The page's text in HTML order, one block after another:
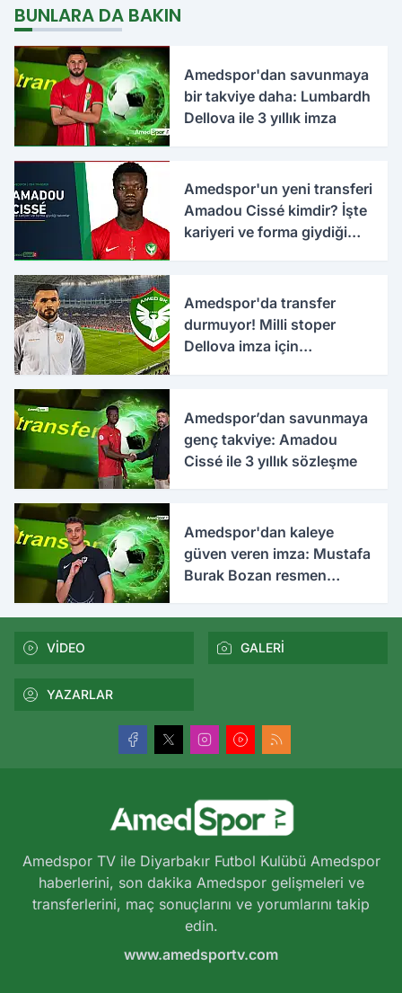
BUNLARA DA BAKIN
Amedspor'dan savunmaya
bir takviye daha: Lumbardh
Dellova ile 3 yıllık imza
Amedspor'un yeni transferi
Amadou Cissé kimdir? İşte
kariyeri ve forma giydiği
Amedspor'da transfer
durmuyor! Milli stoper
Dellova imza için
Amedspor’dan savunmaya
genç takviye: Amadou
Cissé ile 3 yıllık sözleşme
Amedspor'dan kaleye
güven veren imza: Mustafa
Burak Bozan resmen
VİDEO GALERİ
YAZARLAR
Amedspor TV ile Diyarbakır Futbol Kulübü Amedspor
haberlerini, son dakika Amedspor gelişmeleri ve
transferlerini, maç sonuçlarını ve yorumlarını takip
edin.
www.amedsportv.com